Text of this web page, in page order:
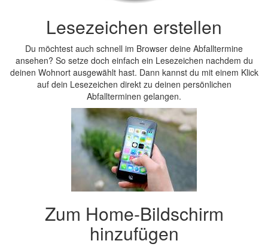
Lesezeichen erstellen
Du möchtest auch schnell im Browser deine Abfalltermine
ansehen? So setze doch einfach ein Lesezeichen nachdem du
deinen Wohnort ausgewählt hast. Dann kannst du mit einem Klick
auf dein Lesezeichen direkt zu deinen persönlichen
Abfallterminen gelangen.
Zum Home-Bildschirm
hinzufügen